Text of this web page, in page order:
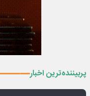
پربیننده‌ترین اخبار